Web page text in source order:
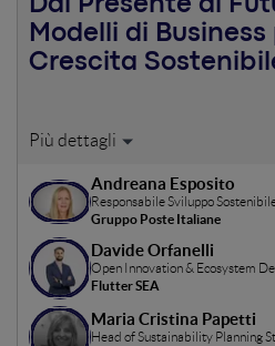
Dal Presente al
Modelli di Business
Crescita
Nuove tecnologie, modelli di
climatico, stanno emergendo
il futuro delle imprese. In questo
trasformazione, è essenziale
i modelli di business del futuro?
determinanti per garantire
sostenibilità a lungo termine?
Andreana Esposito
Responsabile Sviluppo
Gruppo Poste Italiane
Davide Orfanelli
Open Innovation & Ecosystem
Flutter SEA
Maria Cristina Papetti
Head of Sustainability Planning